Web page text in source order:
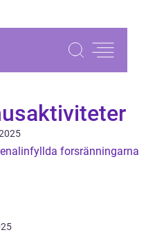
forsränningarna